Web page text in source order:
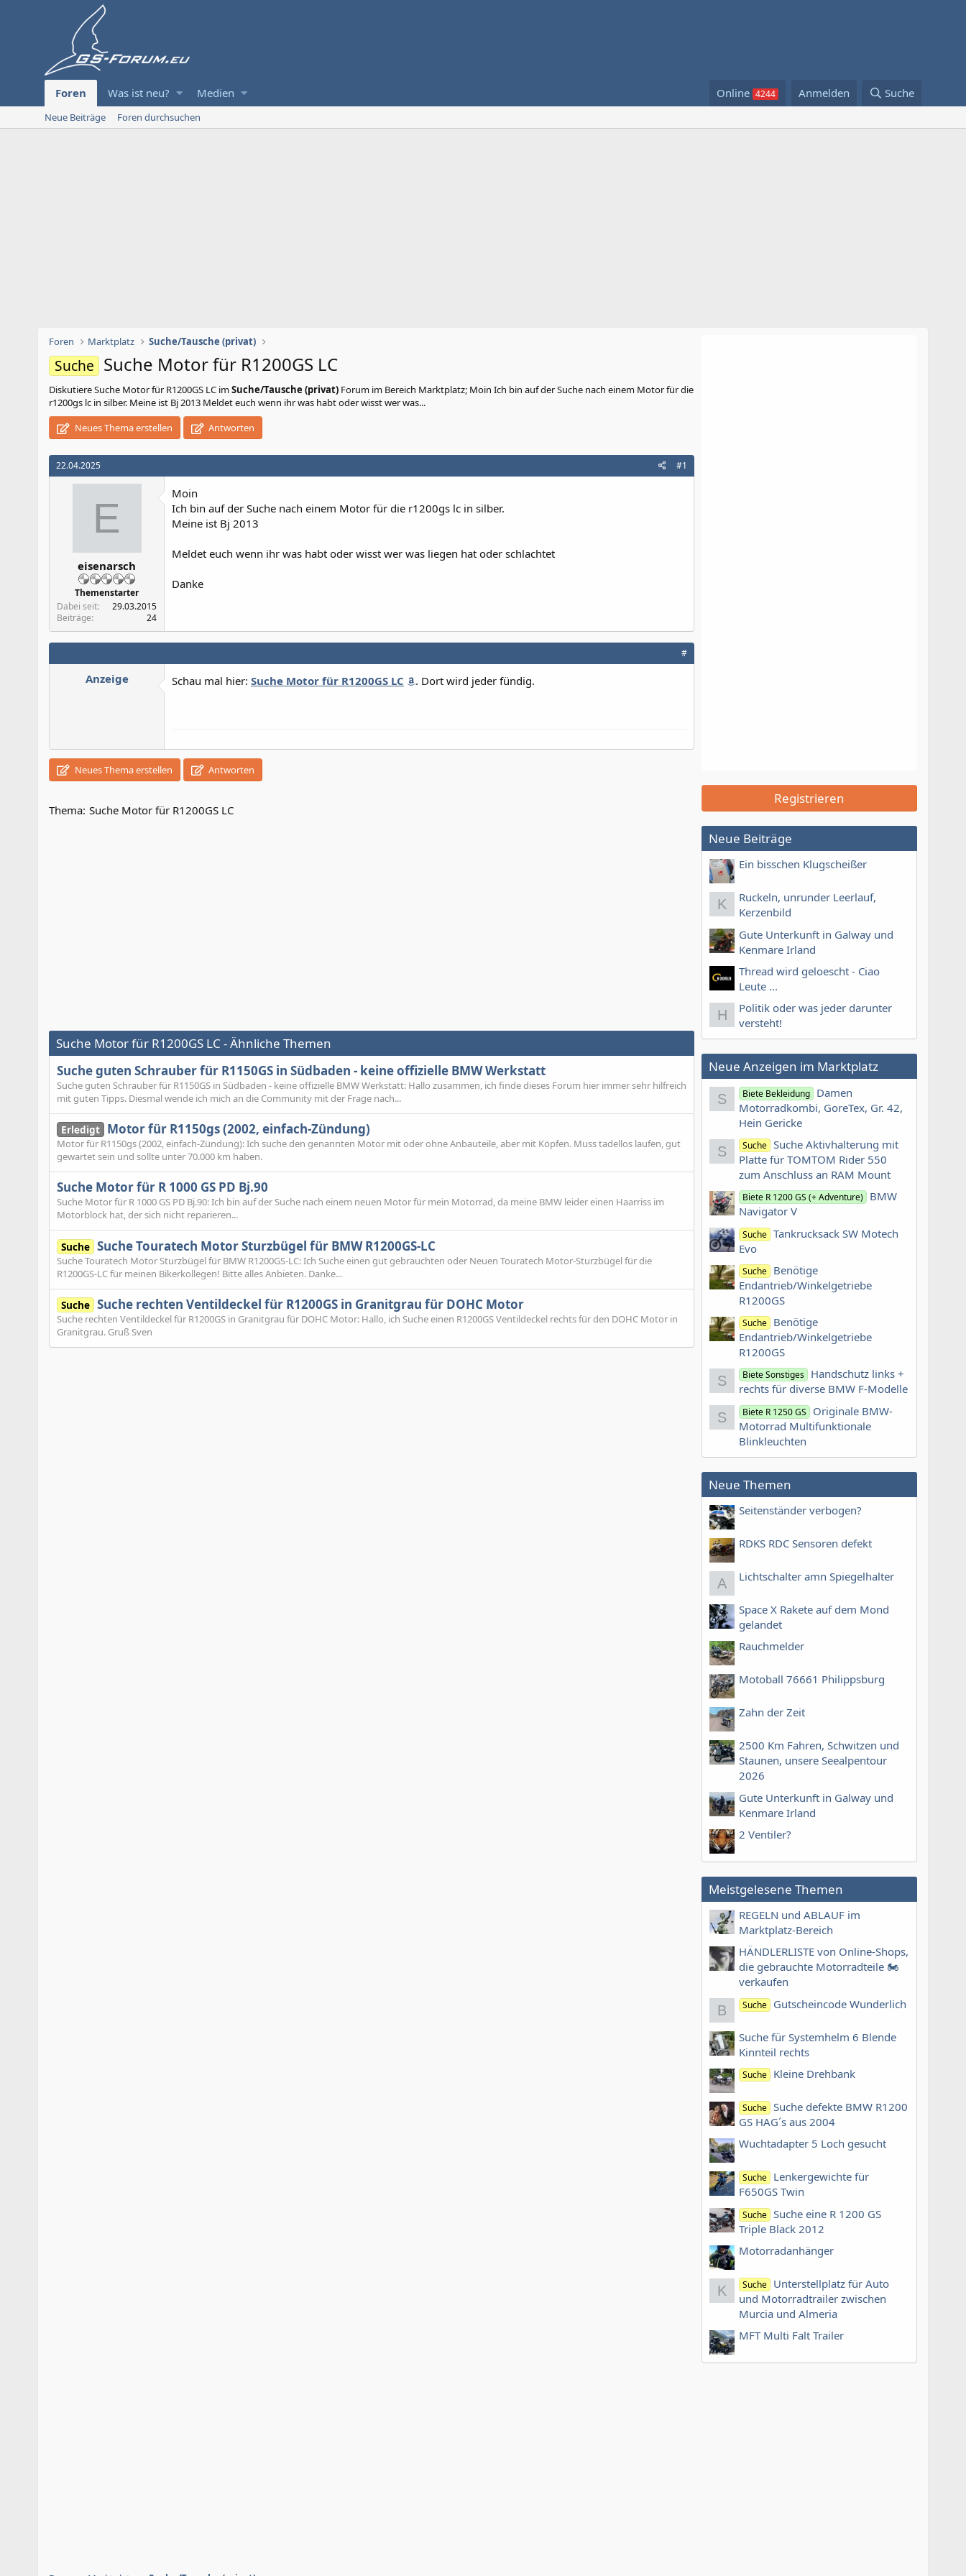
Foren Was ist neu? Medien Online Anmelden Suche
Neue Beiträge Foren durchsuchen
Foren Marktplatz Suche/Tausche (privat)
Suche Suche Motor für R1200GS LC
DiskutiereSuche Motor für R1200GS LC imSuche/Tausche (privat) Forum im Bereich Marktplatz; Moin Ich bin auf der Suche nach einem Motor für die
r1200gs lc in silber. Meine ist Bj 2013 Meldet euch wenn ihr was habt oder wisst wer was...
Neues Thema erstellen
Antworten
22.04.2025 #1
E
eisenarsch
Themenstarter
Dabei seit
29.03.2015
Beiträge
24
Moin
Ich bin auf der Suche nach einem Motor für die r1200gs lc in silber.
Meine ist Bj 2013
Meldet euch wenn ihr was habt oder wisst wer was liegen hat oder schlachtet
Danke
#
Anzeige Schau mal hier: Suche Motor für R1200GS LC . Dort wird jeder fündig.
Neues Thema erstellen Antworten
Thema: Suche Motor für R1200GS LC
Suche Motor für R1200GS LC - Ähnliche Themen
Suche guten Schrauber für R1150GS in Südbaden - keine offizielle BMW Werkstatt
Suche guten Schrauber für R1150GS in Südbaden - keine offizielle BMW Werkstatt: Hallo zusammen, ich finde dieses Forum hier immer sehr hilfreich
mit guten Tipps. Diesmal wende ich mich an die Community mit der Frage nach...
Erledigt Motor für R1150gs (2002, einfach-Zündung)
Motor für R1150gs (2002, einfach-Zündung): Ich suche den genannten Motor mit oder ohne Anbauteile, aber mit Köpfen. Muss tadellos laufen, gut
gewartet sein und sollte unter 70.000 km haben.
Suche Motor für R 1000 GS PD Bj.90
Suche Motor für R 1000 GS PD Bj.90: Ich bin auf der Suche nach einem neuen Motor für mein Motorrad, da meine BMW leider einen Haarriss im
Motorblock hat, der sich nicht reparieren...
Suche Suche Touratech Motor Sturzbügel für BMW R1200GS-LC
Suche Touratech Motor Sturzbügel für BMW R1200GS-LC: Ich Suche einen gut gebrauchten oder Neuen Touratech Motor-Sturzbügel für die
R1200GS-LC für meinen Bikerkollegen! Bitte alles Anbieten. Danke...
Suche Suche rechten Ventildeckel für R1200GS in Granitgrau für DOHC Motor
Suche rechten Ventildeckel für R1200GS in Granitgrau für DOHC Motor: Hallo, ich Suche einen R1200GS Ventildeckel rechts für den DOHC Motor in
Granitgrau. Gruß Sven
Registrieren
Neue Beiträge
Ein bisschen Klugscheißer
K
Ruckeln, unrunder Leerlauf,
Kerzenbild
Gute Unterkunft in Galway und
Kenmare Irland
Thread wird geloescht - Ciao
Leute ...
H
Politik oder was jeder darunter
versteht!
Neue Anzeigen im Marktplatz
S Biete Bekleidung Damen
Motorradkombi, GoreTex, Gr. 42,
Hein Gericke
S Suche Suche Aktivhalterung mit
Platte für TOMTOM Rider 550
zum Anschluss an RAM Mount
Biete R 1200 GS (+ Adventure) BMW
Navigator V
Suche Tankrucksack SW Motech
Evo
Suche Benötige
Endantrieb/Winkelgetriebe
R1200GS
Suche Benötige
Endantrieb/Winkelgetriebe
R1200GS
S Biete Sonstiges Handschutz links +
rechts für diverse BMW F-Modelle
S Biete R 1250 GS
Originale BMW-
Motorrad Multifunktionale
Blinkleuchten
Neue Themen
Seitenständer verbogen?
RDKS RDC Sensoren defekt
A Lichtschalter amn Spiegelhalter
Space X Rakete auf dem Mond
gelandet
Rauchmelder
Motoball 76661 Philippsburg
Zahn der Zeit
2500 Km Fahren, Schwitzen und
Staunen, unsere Seealpentour
2026
Gute Unterkunft in Galway und
Kenmare Irland
2 Ventiler?
Meistgelesene Themen
REGELN und ABLAUF im
Marktplatz-Bereich
HÄNDLERLISTE von Online-Shops,
die gebrauchte Motorradteile 🏍
verkaufen
B Suche Gutscheincode Wunderlich
Suche für Systemhelm 6 Blende
Kinnteil rechts
Suche Kleine Drehbank
Suche Suche defekte BMW R1200
GS HAG´s aus 2004
Wuchtadapter 5 Loch gesucht
Suche Lenkergewichte für
F650GS Twin
Suche Suche eine R 1200 GS
Triple Black 2012
Motorradanhänger
K Suche Unterstellplatz für Auto
und Motorradtrailer zwischen
Murcia und Almeria
MFT Multi Falt Trailer